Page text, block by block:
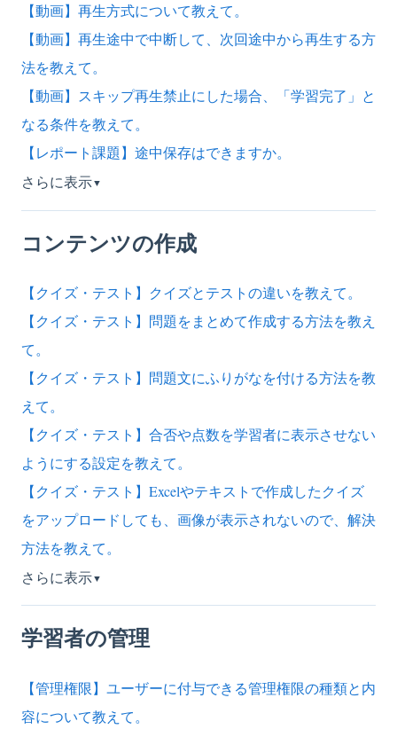
【動画】再生方式について教えて。
【動画】再生途中で中断して、次回途中から再生する方
法を教えて。
【動画】スキップ再生禁止にした場合、「学習完了」と
なる条件を教えて。
【レポート課題】途中保存はできますか。
さらに表示▼
コンテンツの作成
【クイズ・テスト】クイズとテストの違いを教えて。
【クイズ・テスト】問題をまとめて作成する方法を教え
て。
【クイズ・テスト】問題文にふりがなを付ける方法を教
えて。
【クイズ・テスト】合否や点数を学習者に表示させない
ようにする設定を教えて。
【クイズ・テスト】Excelやテキストで作成したクイズ
をアップロードしても、画像が表示されないので、解決
方法を教えて。
さらに表示▼
学習者の管理
【管理権限】ユーザーに付与できる管理権限の種類と内
容について教えて。